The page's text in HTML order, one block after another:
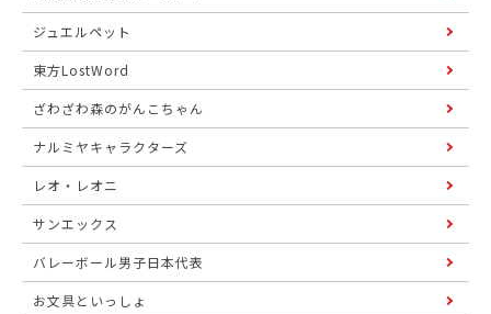
ジュエルペット
東方LostWord
ざわざわ森のがんこちゃん
ナルミヤキャラクターズ
レオ・レオニ
サンエックス
バレーボール男子日本代表
お文具といっしょ